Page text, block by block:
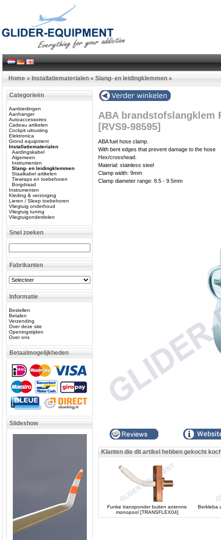
Home » Installatiematerialen » Slang- en leidingklemmen »
Categorieën
Aanbiedingen
Aanhanger
Autoaccessoires
Cadeau artikelen
Cockpit uitrusting
Elektronica
Grond equipment
Installatiematerialen
Aardingskabel
Algemeen
Instrumenten
Slang- en leidingklemmen
Staalkabel artikelen
Tiewraps en toebehoren
Borgdraad
Instrumenten
Kleding & verzorging
Lieren / Sleep toebehoren
Vliegtuig onderhoud
Vliegtuig tuning
Vliegtuigonderdelen
Snel zoeken
Fabrikanten
Informatie
Bestellen
Betalen
Verzending
Over deze site
Openingstijden
Over ons
Betaalmogelijkheden
Slideshow
ABA brandstofslangklem
[RVS9-98595]
ABA fuel hose clamp.
With bent edges that prevent damage to the hose
Hex/crosshead.
Material: stainless steel
Clamp width: 9mm
Clamp diameter range: 8.5 - 9.5mm
Klanten die dit artikel hebben gekocht
Funke transponder buiten antenne
monopool [TRANSFLEX04]
Berkleba